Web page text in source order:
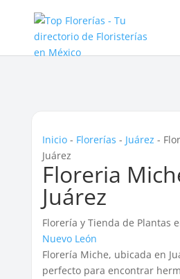
Inicio- Florerías - Juárez -
Juárez
Floreria
Juárez
Florería y Tienda de Plantas
Nuevo León
Florería Miche, ubicada en
perfecto para encontrar